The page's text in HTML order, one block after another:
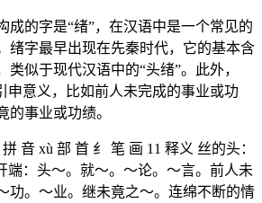
成的字是“绪”，在汉语中是一个常见的
绪字最早出现在先秦时代，它的基本含
类似于现代汉语中的“头绪”。此外，
申意义，比如前人未完成的事业或功
的事业或功绩。
音 xù 部 首 纟 笔 画 11 释义 丝的头：
端：头～。就～。～论。～言。前人未
功。～业。继未竟之～。连绵不断的情